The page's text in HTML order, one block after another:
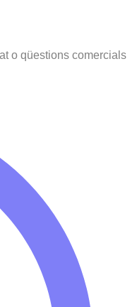
o qüestions comercials